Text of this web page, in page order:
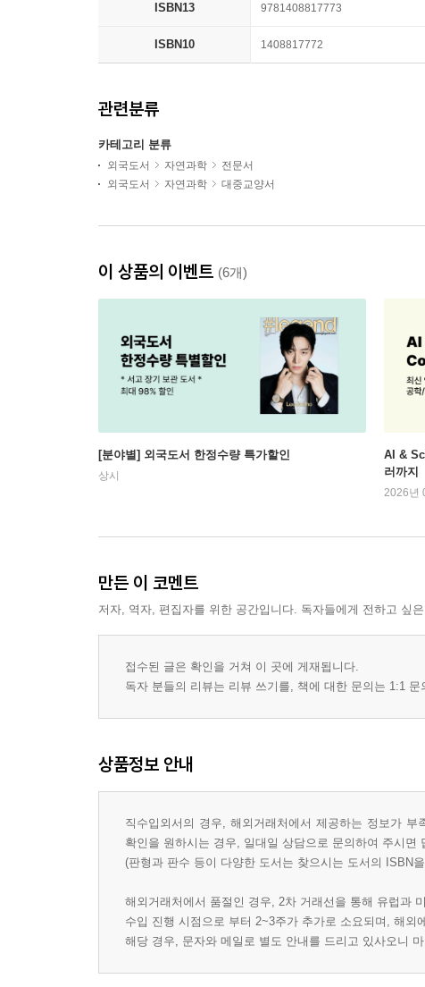
ISBN13 9781408817773
ISBN10 1408817772
관련분류
카테고리 분류
외국도서 자연과학
전문서
외국도서
자연과학 대중교양서
이 상품의 이벤트 (6개)
[분야별] 외국도서 한정수량 특가할인
상시
AI &
러까지
2026년
만든 이 코멘트
저자, 역자, 편집자를 위한 공간입니다. 독자들에게 전하고 싶
접수된 글은 확인을 거쳐 이 곳에 게재됩니다.
독자 분들의 리뷰는 리뷰 쓰기를, 책에 대한 문의는 1:1 문
상품정보 안내
직수입외서의 경우, 해외거래처에서 제공하는 정보가
확인을 원하시는 경우, 일대일 상담으로 문의하여 주시면
(판형과 판수 등이 다양한 도서는 찾으시는 도서의 ISBN
해외거래처에서 품절인 경우, 2차 거래선을 통해 유럽과
수입 진행 시점으로 부터 2~3주가 추가로 소요되며, 해
해당 경우, 문자와 메일로 별도 안내를 드리고 있사오니